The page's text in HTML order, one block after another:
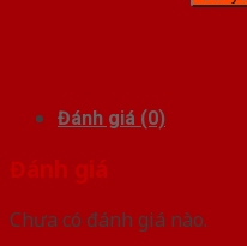
Đánh giá (0)
Đánh giá
Chưa có đánh giá nào.